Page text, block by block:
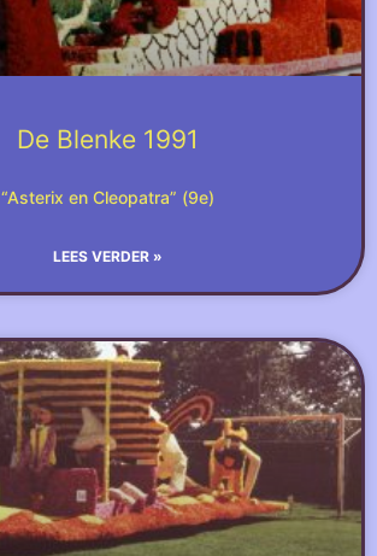
De Blenke 1991
“Asterix en Cleopatra” (9e)
LEES VERDER »